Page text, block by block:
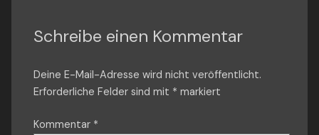
Schreibe einen Kommentar
Deine E-Mail-Adresse wird nicht veröffentlicht.
Erforderliche Felder sind mit * markiert
Kommentar *